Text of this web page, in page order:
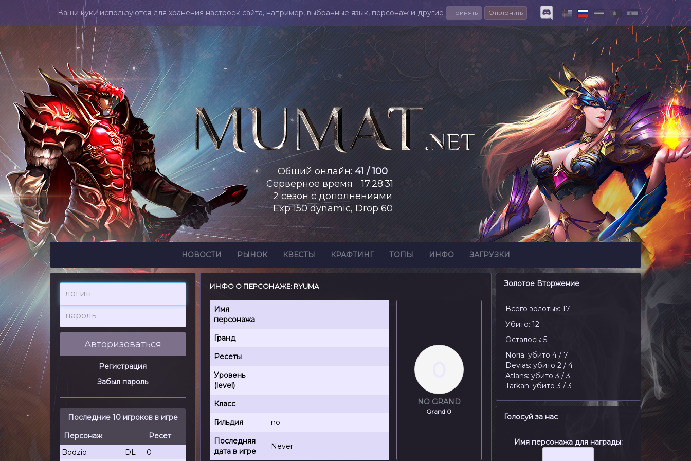
Ваши куки используются для хранения настроек сайта, например, выбранные язык, персонаж и другие Принять Отклонить
Общий онлайн: 41 / 100
Серверное время
17:28:32
2 сезон с дополнениями
Exp 150 dynamic, Drop 60
НОВОСТИ РЫНОК КВЕСТЫ КРАФТИНГ ТОПЫ ИНФО ЗАГРУЗКИ
логин
пароль
Авторизоваться
Регистрация
Забыл пароль
Последние 10 игроков в игре
Персонаж
Ресет
Bodzio
DL 0
ИНФО О ПЕРСОНАЖЕ: RYUMA
Имя
персонажа
Гранд
Ресеты
Уровень
(level)
Класс
Гильдия
no
Последняя
дата в игре
Never
NO GRAND
Grand 0
Золотое Вторжение
Всего золотых: 17
Убито: 12
Осталось: 5
Noria: убито 4 / 7
Devias: убито 2 / 4
Atlans: убито 3 / 3
Tarkan: убито 3 / 3
Голосуй за нас
Имя персонажа для награды: